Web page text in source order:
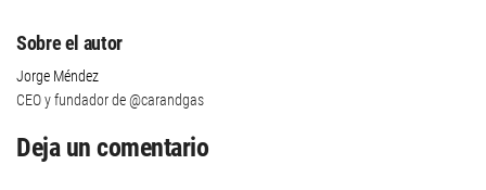
Sobre el autor
Jorge Méndez
CEO y fundador de @carandgas
Deja un comentario